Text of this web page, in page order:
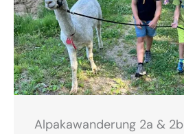
Alpakawanderung 2a & 2b